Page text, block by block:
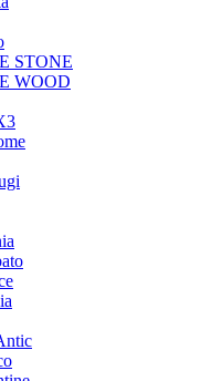
STONE
WOOD